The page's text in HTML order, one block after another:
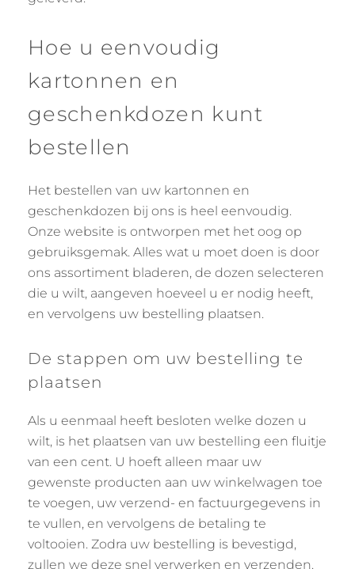
Hoe u eenvoudig
kartonnen en
geschenkdozen kunt
bestellen
Het bestellen van uw kartonnen en
geschenkdozen bij ons is heel eenvoudig.
Onze website is ontworpen met het oog op
gebruiksgemak. Alles wat u moet doen is door
ons assortiment bladeren, de dozen selecteren
die u wilt, aangeven hoeveel u er nodig heeft,
en vervolgens uw bestelling plaatsen.
De stappen om uw bestelling te
plaatsen
Als u eenmaal heeft besloten welke dozen u
wilt, is het plaatsen van uw bestelling een fluitje
van een cent. U hoeft alleen maar uw
gewenste producten aan uw winkelwagen toe
te voegen, uw verzend- en factuurgegevens in
te vullen, en vervolgens de betaling te
voltooien. Zodra uw bestelling is bevestigd,
zullen we deze snel verwerken en verzenden.